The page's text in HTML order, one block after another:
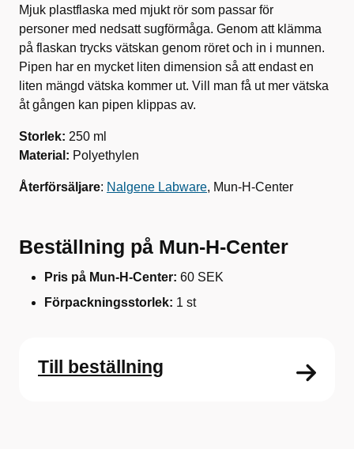
Mjuk plastflaska med mjukt rör som passar för
personer med nedsatt sugförmåga. Genom att klämma
på flaskan trycks vätskan genom röret och in i munnen.
Pipen har en mycket liten dimension så att endast en
liten mängd vätska kommer ut. Vill man få ut mer vätska
åt gången kan pipen klippas av.
Storlek: 250 ml
Material: Polyethylen
Återförsäljare: Nalgene Labware, Mun-H-Center
Beställning på Mun-H-Center
Pris på Mun-H-Center: 60 SEK
Förpackningsstorlek: 1 st
Till beställning